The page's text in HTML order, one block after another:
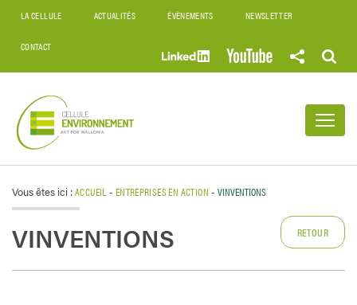
LA CELLULE ACTUALITÉS ÉVÈNEMENTS NEWSLETTER
CONTACT
Vous êtes ici :ACCUEIL -ENTREPRISES EN ACTION -VINVENTIONS
VINVENTIONS RETOUR